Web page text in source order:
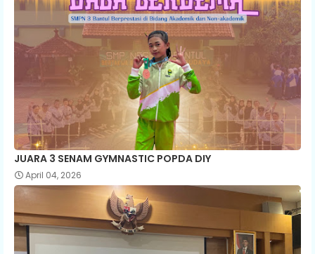
JUARA 3 SENAM GYMNASTIC POPDA DIY
April 04, 2026